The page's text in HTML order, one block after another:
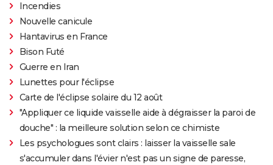
Incendies
Nouvelle canicule
Hantavirus en France
Bison Futé
Guerre en Iran
Lunettes pour l'éclipse
Carte de l'éclipse solaire du 12 août
"Appliquer ce liquide vaisselle aide à dégraisser la paroi de
douche" : la meilleure solution selon ce chimiste
Les psychologues sont clairs : laisser la vaisselle sale
s'accumuler dans l'évier n'est pas un signe de paresse,